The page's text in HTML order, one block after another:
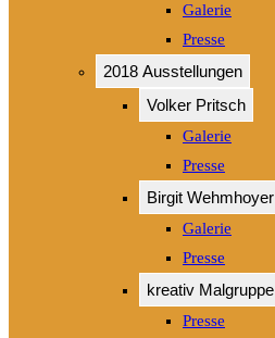
Galerie
Presse
2018 Ausstellungen
Volker Pritsch
Galerie
Presse
Birgit Wehmhoyer
Galerie
Presse
kreativ Malgruppe
Presse